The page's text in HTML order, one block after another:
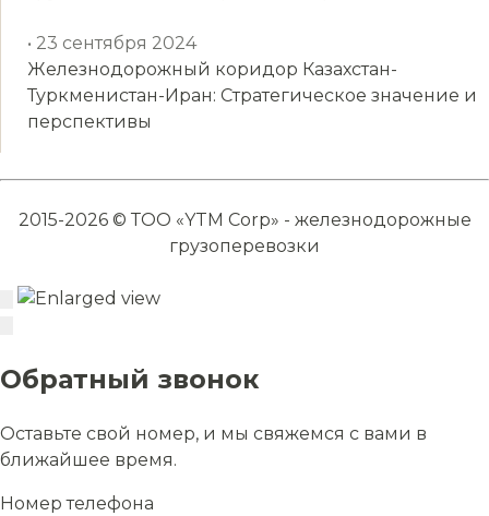
• 23 сентября 2024
Железнодорожный коридор Казахстан-
Туркменистан-Иран: Стратегическое значение и
перспективы
2015-2026 © ТОО «YTM Corp» - железнодорожные
грузоперевозки
Обратный звонок
Оставьте свой номер, и мы свяжемся с вами в
ближайшее время.
Номер телефона